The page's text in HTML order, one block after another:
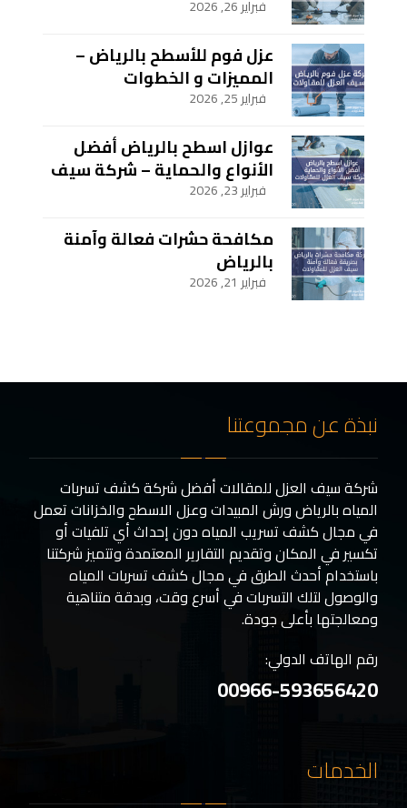
سيف العزل للمقاولات
فبراير 26, 2026
عزل فوم للأسطح بالرياض –
المميزات و الخطوات
فبراير 25, 2026
عوازل اسطح بالرياض أفضل
الأنواع والحماية – شركة سيف
العزل للمقاولات
فبراير 23, 2026
مكافحة حشرات فعالة وآمنة
بالرياض
فبراير 21, 2026
نبذة عن مجموعتنا
شركة سيف العزل للمقالات أفضل شركة كشف تسربات
المياه بالرياض ورش المبيدات وعزل الاسطح والخزانات تعمل
في مجال كشف تسريب المياه دون إحداث أي تلفيات أو
تكسير في المكان وتقديم التقارير المعتمدة وتتميز شركتنا
باستخدام أحدث الطرق في مجال كشف تسربات المياه
والوصول لتلك التسربات في أسرع وقت، وبدقة متناهية
ومعالجتها بأعلى جودة.
رقم الهاتف الدولي:
00966-593656420
الخدمات